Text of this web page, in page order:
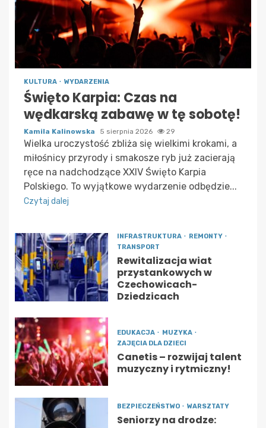
KULTURA WYDARZENIA
Święto Karpia: Czas na
wędkarską zabawę w tę sobotę!
Kamila Kalinowska 5 sierpnia 2026 29
Wielka uroczystość zbliża się wielkimi krokami, a
miłośnicy przyrody i smakosze ryb już zacierają
ręce na nadchodzące XXIV Święto Karpia
Polskiego. To wyjątkowe wydarzenie odbędzie...
Czytaj dalej
INFRASTRUKTURA
REMONTY
TRANSPORT
Rewitalizacja wiat
przystankowych w
Czechowicach-
Dziedzicach
EDUKACJA
MUZYKA
ZAJĘCIA DLA DZIECI
Canetis – rozwijaj talent
muzyczny i rytmiczny!
BEZPIECZEŃSTWO WARSZTATY
Seniorzy na drodze: